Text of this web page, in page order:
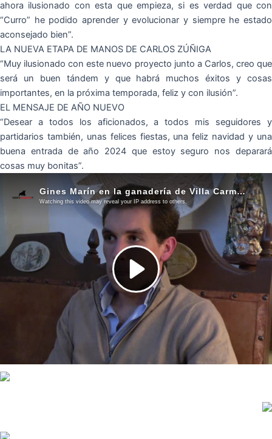
ahora ilusionado con esta que empieza, si es verdad que con
“Curro” he podido aprender y evolucionar y siempre he estado
aconsejado bien”.
LA NUEVA ETAPA DE MANOS DE CARLOS ZÚÑIGA
“Muy ilusionado con este nuevo proyecto junto a Carlos, creo que
será un buen tándem y que habrá muchos éxitos y cosas
importantes, en la próxima temporada, feliz y con ilusión”.
EL MENSAJE DE AÑO NUEVO
“Desear a todos los aficionados, a todos mis seguidores y
partidarios también, unas felices fiestas, una feliz navidad y una
buena entrada de año 2024 que estoy seguro nos deparará
cosas muy bonitas”.